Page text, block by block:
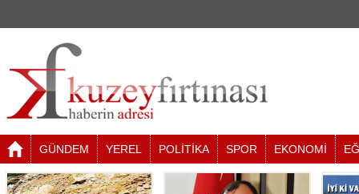
GÜNDEM YEREL POLİTİKA SPOR EKONOMİ